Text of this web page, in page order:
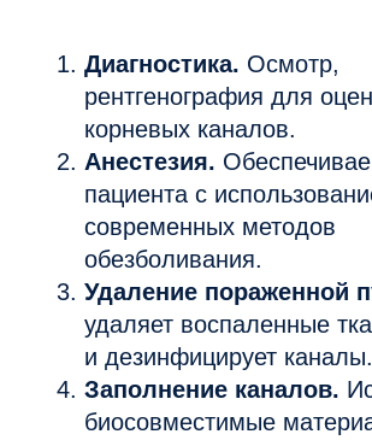
Цена зависит от количества корней!
Мы предлагаем прозрачное
ценообразование и индивидуальный подход
к каждому пациенту.
Современные технологии.
Используем передовое оборудование
для точной диагностики и
качественного лечения.
Безболезненные процедуры.
Применяем эффективную анестезию,
включая для детей.
Опытные специалисты.Наши врачи
пульпита у взрослых и детей.